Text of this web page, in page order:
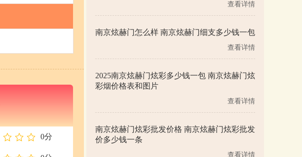
0分
查看详情
南京炫赫门怎么样 南京炫赫门细支多少钱一包
查看详情
2025南京炫赫门炫彩多少钱一包 南京炫赫门炫
彩烟价格表和图片
查看详情
南京炫赫门炫彩批发价格 南京炫赫门炫彩批发
价多少钱一条
查看详情